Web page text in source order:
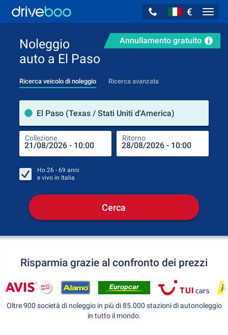
€
Annullamento gratuito
Noleggio
auto a El Paso
Ricerca veicolo di noleggio Ricerca avanzata
El Paso (Texas / Stati Uniti d'America)
Collezione Ritorno
Ho 26 - 69 anni
e vivo in Italia
Cerca
Risparmia grazie al confronto dei prezzi
Oltre 900 società di noleggio in più di 85.000 stazioni di autonoleggio
in tutto il mondo.